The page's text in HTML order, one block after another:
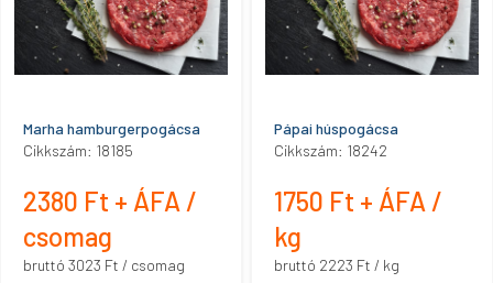
Marha hamburgerpogácsa
Cikkszám: 18185
2380 Ft + ÁFA /
csomag
bruttó 3023 Ft / csomag
Pápai húspogácsa
Cikkszám: 18242
1750 Ft + ÁFA /
kg
bruttó 2223 Ft / kg